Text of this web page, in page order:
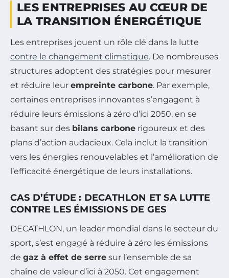
LES ENTREPRISES AU CŒUR DE
LA TRANSITION ÉNERGÉTIQUE
Les entreprises jouent un rôle clé dans la lutte
contre le changement climatique. De nombreuses
structures adoptent des stratégies pour mesurer
et réduire leur empreinte carbone. Par exemple,
certaines entreprises innovantes s’engagent à
réduire leurs émissions à zéro d’ici 2050, en se
basant sur des bilans carbone rigoureux et des
plans d’action audacieux. Cela inclut la transition
vers les énergies renouvelables et l’amélioration de
l’efficacité énergétique de leurs installations.
CAS D’ÉTUDE : DECATHLON ET SA LUTTE
CONTRE LES ÉMISSIONS DE GES
DECATHLON, un leader mondial dans le secteur du
sport, s’est engagé à réduire à zéro les émissions
de gaz à effet de serre sur l’ensemble de sa
chaîne de valeur d’ici à 2050. Cet engagement